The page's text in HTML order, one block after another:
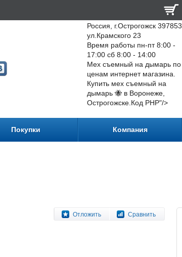
Россия, г.Острогожск 397853
ул.Крамского 23
Время работы пн-пт 8:00 -
17:00 сб 8:00 - 14:00
Мех съемный на дымарь по
ценам интернет магазина.
Купить мех съемный на
дымарь 🐝 в Воронеже,
Острогожске. Код PHP"/>
Покупки Компания
Отложить Сравнить